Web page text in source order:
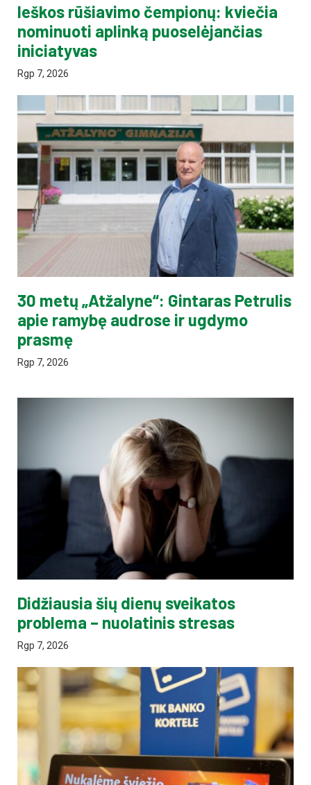
Ieškos rūšiavimo čempionų: kviečia
nominuoti aplinką puoselėjančias
iniciatyvas
Rgp 7, 2026
30 metų „Atžalyne“: Gintaras Petrulis
apie ramybę audrose ir ugdymo
prasmę
Rgp 7, 2026
Didžiausia šių dienų sveikatos
problema – nuolatinis stresas
Rgp 7, 2026